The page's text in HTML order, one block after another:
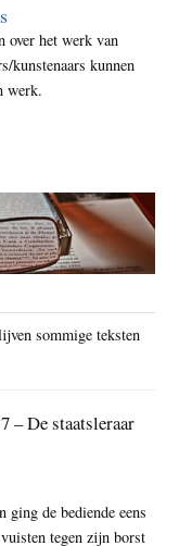
over het werk van
kunstenaars kunnen
werk.
sommige teksten
– De staatsleraar
ging de bediende eens
tegen zijn borst